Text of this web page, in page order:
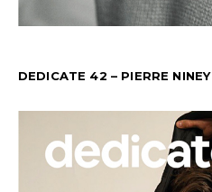
DEDICATE 42 – PIERRE NINEY